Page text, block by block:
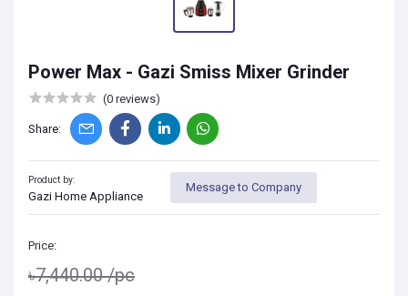
Power Max - Gazi Smiss Mixer Grinder
(0 reviews)
Share:
Product by:
Gazi Home Appliance
Message to Company
Price:
৳7,440.00/pc